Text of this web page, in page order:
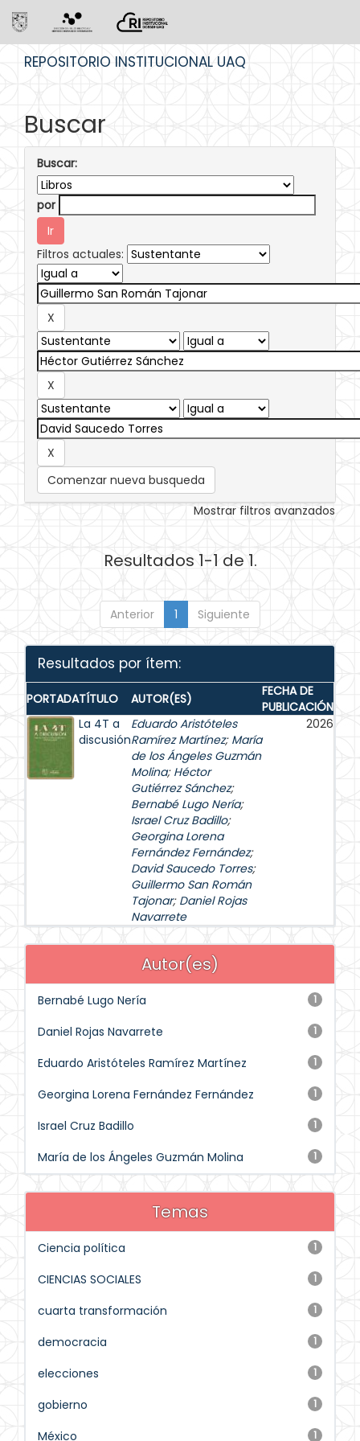
REPOSITORIO INSTITUCIONAL UAQ
Buscar
Buscar:
por
Filtros actuales:
Comenzar nueva busqueda
Mostrar filtros avanzados
Resultados 1-1 de 1.
Anterior 1 Siguiente
Resultados por ítem:
PORTADATÍTULO AUTOR(ES)
FECHA DE
PUBLICACIÓN
La 4T a
discusión
Eduardo Aristóteles
Ramírez Martínez; María
de los Ángeles Guzmán
Molina; Héctor
Gutiérrez Sánchez;
Bernabé Lugo Nería;
Israel Cruz Badillo;
Georgina Lorena
Fernández Fernández;
David Saucedo Torres;
Guillermo San Román
Tajonar; Daniel Rojas
Navarrete
2026
Autor(es)
1
Bernabé Lugo Nería
1
Daniel Rojas Navarrete
1
Eduardo Aristóteles Ramírez Martínez
1
Georgina Lorena Fernández Fernández
1
Israel Cruz Badillo
1
María de los Ángeles Guzmán Molina
Temas
1
Ciencia política
1
CIENCIAS SOCIALES
1
cuarta transformación
1
democracia
1
elecciones
1
gobierno
1
México